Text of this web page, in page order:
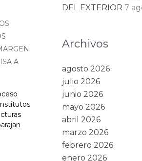
A
DEL EXTERIOR 7
Archivos
agosto 2026
julio 2026
junio 2026
mayo 2026
abril 2026
marzo 2026
febrero 2026
enero 2026